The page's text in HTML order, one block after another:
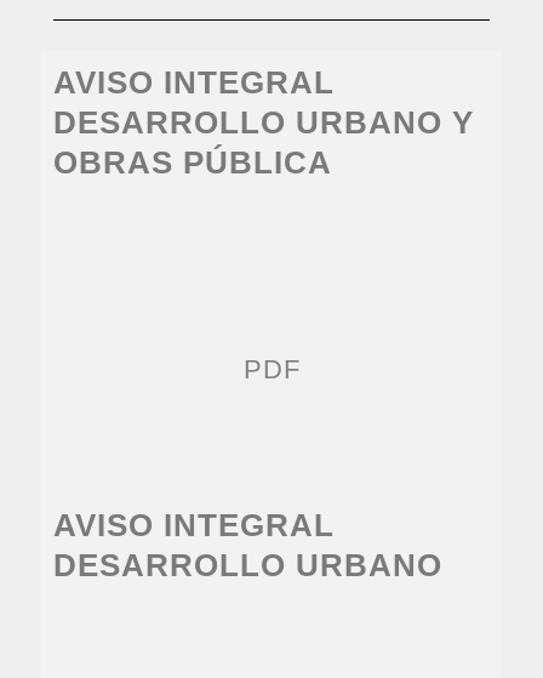
AVISO INTEGRAL
DESARROLLO URBANO Y
OBRAS PÚBLICA
PDF
AVISO INTEGRAL
DESARROLLO URBANO